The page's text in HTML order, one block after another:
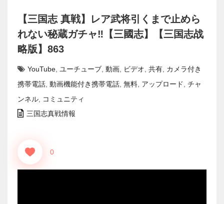
【三国志 真戦】レア武将引くまで止めら
れない秘蔵ガチャ‼【三國志】【三国志战
略版】863
YouTube ユーチューブ 動画 ビデオ 共有 カメラ付き
携帯電話 動画機能付き携帯電話 無料 アップロード
チャ
ンネル
コミュニティ
三国志真戦情報
0